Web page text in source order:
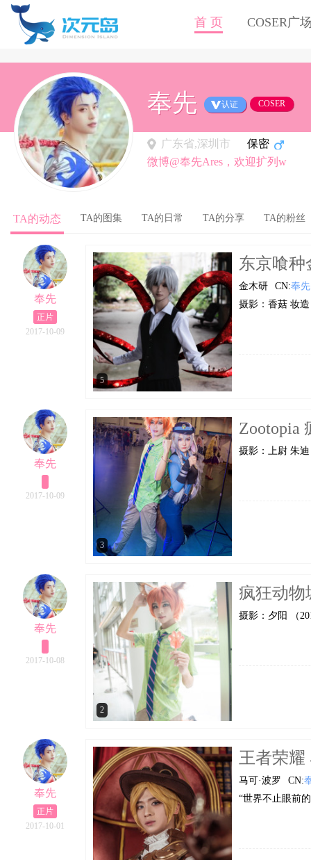
首 页 COSER广
奉先 认证 COSER
广东省,深圳市
保密
微博@奉先Ares，欢迎扩列w
TA的动态 TA的图集 TA的日常 TA的分享 TA的粉丝
奉先
正片
2017-10-09
5
东京喰种
金木研 CN:奉先
摄影：香菇 妆
奉先
2017-10-09
3
Zootopia
摄影：上尉 朱
奉先
2017-10-08
2
疯狂动物
摄影：夕阳 （
奉先
正片
2017-10-01
王者荣耀
马可·波罗 CN:
“世界不止眼前